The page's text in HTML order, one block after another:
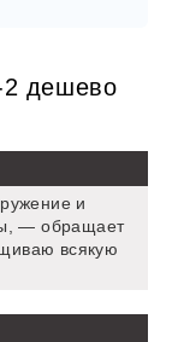
2 дешево
и
— обращает
всякую